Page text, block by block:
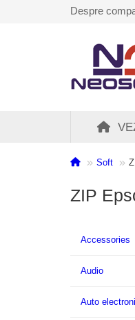
Despre
Soft
ZIP
Accessories
Audio
Auto